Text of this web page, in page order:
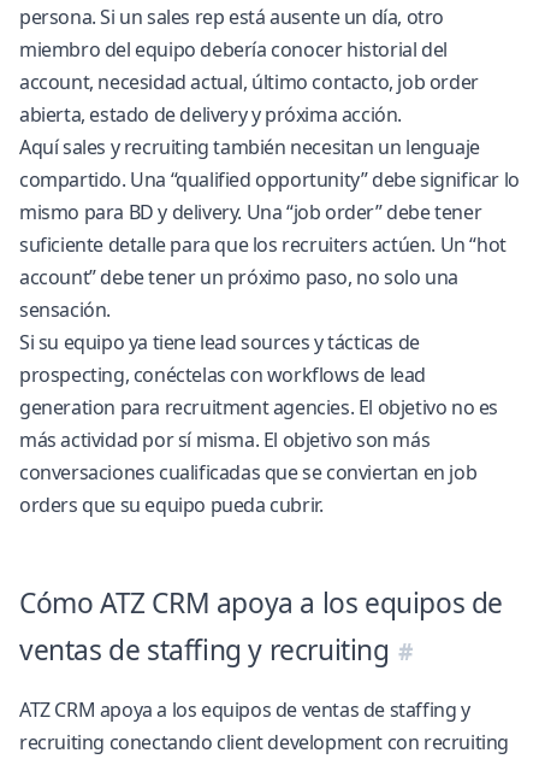
persona. Si un sales rep está ausente un día, otro
miembro del equipo debería conocer historial del
account, necesidad actual, último contacto, job order
abierta, estado de delivery y próxima acción.
Aquí sales y recruiting también necesitan un lenguaje
compartido. Una “qualified opportunity” debe significar lo
mismo para BD y delivery. Una “job order” debe tener
suficiente detalle para que los recruiters actúen. Un “hot
account” debe tener un próximo paso, no solo una
sensación.
Si su equipo ya tiene lead sources y tácticas de
prospecting, conéctelas con workflows de lead
generation para recruitment agencies. El objetivo no es
más actividad por sí misma. El objetivo son más
conversaciones cualificadas que se conviertan en job
orders que su equipo pueda cubrir.
Cómo ATZ CRM apoya a los equipos de
ventas de staffing y recruiting
ATZ CRM apoya a los equipos de ventas de staffing y
recruiting conectando client development con recruiting